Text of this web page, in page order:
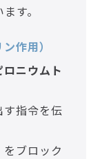
す。
作用）
ニウムト
指令を伝
ブロック